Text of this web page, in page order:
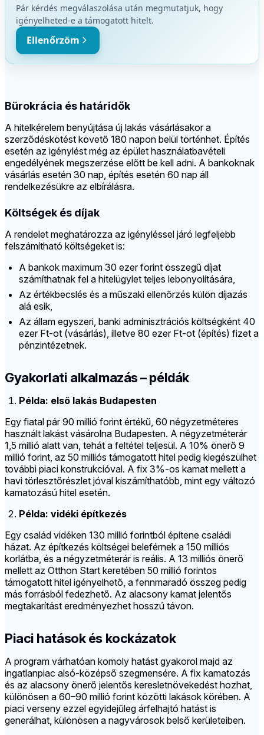
Pár kérdés megválaszolása után megmutatjuk, hogy
igényelheted-e a támogatott hitelt.
Ellenőrzöm
Bürokrácia és határidők
A hitelkérelem benyújtása új lakás vásárlásakor a
szerződéskötést követő 180 napon belül történhet. Építés
esetén az igénylést még az épület használatbavételi
engedélyének megszerzése előtt be kell adni. A bankoknak
vásárlás esetén 30 nap, építés esetén 60 nap áll
rendelkezésükre az elbírálásra.
Költségek és díjak
A rendelet meghatározza az igényléssel járó legfeljebb
felszámítható költségeket is:
A bankok maximum 30 ezer forint összegű díjat
számíthatnak fel a hitelügylet teljes lebonyolítására,
Az értékbecslés és a műszaki ellenőrzés külön díjazás
alá esik,
Az állam egyszeri, banki adminisztrációs költségként 40
ezer Ft-ot (vásárlás), illetve 80 ezer Ft-ot (építés) fizet a
pénzintézetnek.
Gyakorlati alkalmazás – példák
Példa: első lakás Budapesten
Egy fiatal pár 90 millió forint értékű, 60 négyzetméteres
használt lakást vásárolna Budapesten. A négyzetméterár
1,5 millió alatt van, tehát a feltétel teljesül. A 10% önerő 9
millió forint, az 50 milliós támogatott hitel pedig kiegészülhet
további piaci konstrukcióval. A fix 3%-os kamat mellett a
havi törlesztőrészlet jóval kiszámíthatóbb, mint egy változó
kamatozású hitel esetén.
Példa: vidéki építkezés
Egy család vidéken 130 millió forintból építene családi
házat. Az építkezés költségei beleférnek a 150 milliós
korlátba, és a négyzetméterár is reális. A 13 milliós önerő
mellett az Otthon Start keretében 50 millió forintos
támogatott hitel igényelhető, a fennmaradó összeg pedig
más forrásból fedezhető. Az alacsony kamat jelentős
megtakarítást eredményezhet hosszú távon.
Piaci hatások és kockázatok
A program várhatóan komoly hatást gyakorol majd az
ingatlanpiac alsó-középső szegmensére. A fix kamatozás
és az alacsony önerő jelentős keresletnövekedést hozhat,
különösen a 60–90 millió forint közötti lakások körében. A
piaci verseny ezzel egyidejűleg árfelhajtó hatást is
generálhat, különösen a nagyvárosok belső kerületeiben.